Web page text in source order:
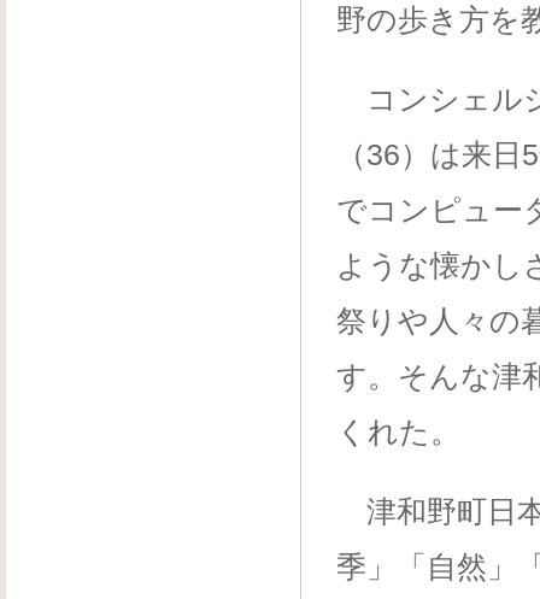
野の歩き方を
コンシェル
（36）は来
でコンピュー
ような懐かし
祭りや人々の
す。そんな津
くれた。
津和野町日
季」「自然」